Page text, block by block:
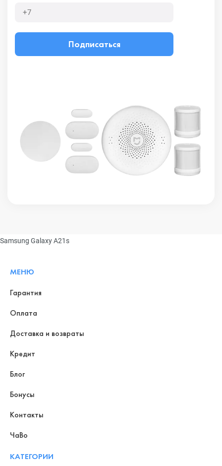
Подписаться
Samsung Galaxy A21s
МЕНЮ
Гарантия
Оплата
Доставка и возвраты
Кредит
Блог
Бонусы
Контакты
ЧаВо
КАТЕГОРИИ